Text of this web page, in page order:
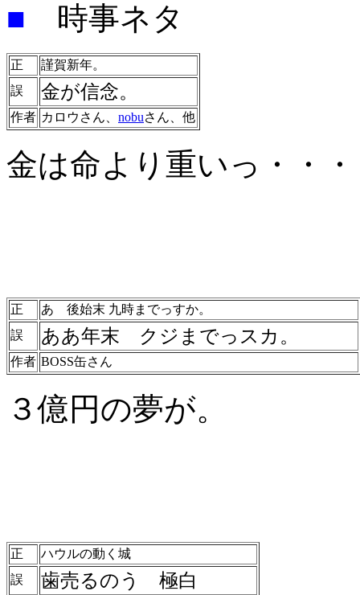
■ 時事ネタ
正
謹賀新年。
誤
金が信念。
作者 カロウさん、 nobuさん、他
金は命より重いっ・・
正
あ 後始末 九時までっすか。
誤
ああ年末 クジまでっスカ。
作者 BOSS缶さん
３億円の夢が。
正
ハウルの動く城
誤
歯売るのう 極白